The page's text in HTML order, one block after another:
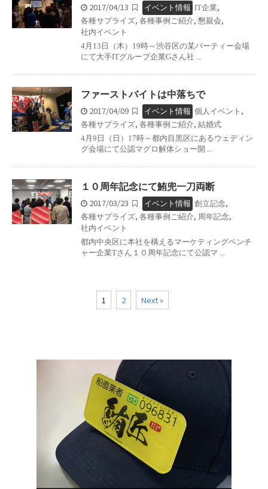
2017/04/13 イベント情報 IT企業,
各種サプライズ, 各種事例ご紹介, 懇親会,
社内イベント
4月13日（木）19時～渋谷区の某パーティー会場
にて大手ITグループ企業Gさん社 ...
ファーストバイトは中落ちで
2017/04/09 イベント情報 個人イベント ,
各種サプライズ, 各種事例ご紹介, 結婚式
4月9日（日）17時～都内目黒区にあるウェディン
グ会場にて公認マグロ解体ショー開 ...
１０周年記念にて鮪兜一刀両断
2017/03/23 イベント情報 創立記念,
各種サプライズ, 各種事例ご紹介, 周年記念,
社内イベント
都内中央区に本社を構えるマーケティングベンチ
ャー企業Tさん１０周年記念にて公認マ ...
1 2 Next »